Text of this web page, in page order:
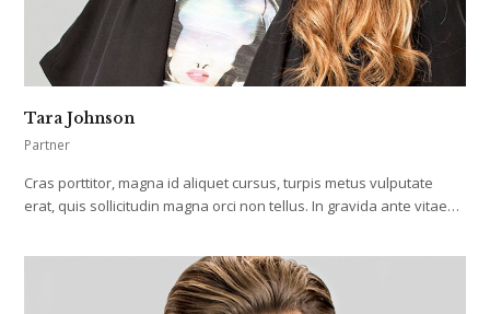
Tara Johnson
Partner
Cras porttitor, magna id aliquet cursus, turpis metus vulputate
erat, quis sollicitudin magna orci non tellus. In gravida ante vitae…